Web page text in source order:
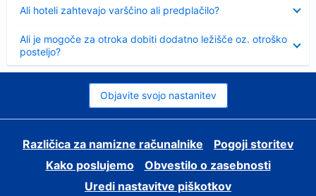
Ali hoteli zahtevajo varščino ali predplačilo?
Ali je mogoče za otroka dobiti dodatno ležišče oz. otroško
posteljo?
Objavite svojo nastanitev
Različica za namizne računalnike
Pogoji storitev
Kako poslujemo
Obvestilo o zasebnosti
Uredi nastavitve piškotkov